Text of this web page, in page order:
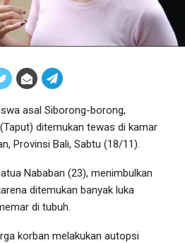
asal Siborong-borong,
ditemukan tewas di kamar
Provinsi Bali, Sabtu (18/11).
Nababan (23), menimbulkan
ditemukan banyak luka
di tubuh.
korban melakukan autopsi